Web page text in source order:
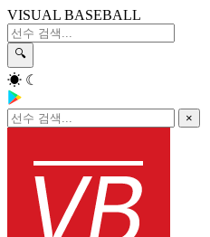
VISUAL BASEBALL
🔍
☀ ☾
×